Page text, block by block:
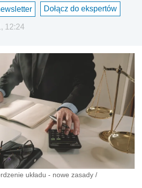
Dołącz do ekspertów
12:24
układu - nowe zasady /